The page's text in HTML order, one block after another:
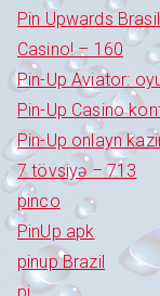
Pin Upwards Brasil
Casino! – 160
Pin-Up Aviator:
Pin-Up Casino
Pin-Up onlayn
7 tövsiyə – 713
pinco
PinUp apk
pinup Brazil